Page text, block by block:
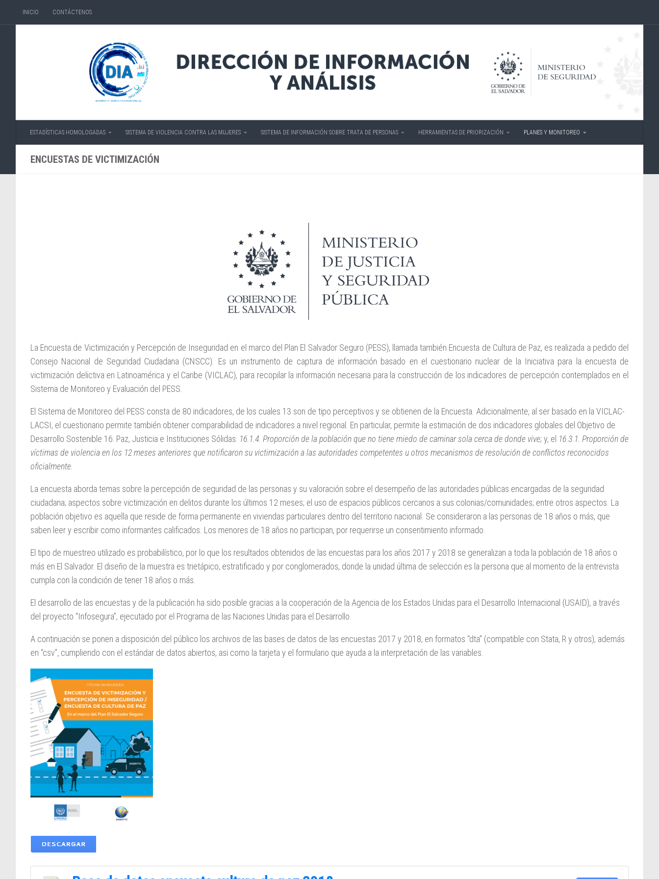
Skip to content
INICIO CONTÁCTENOS
ESTADÍSTICAS HOMOLOGADAS SISTEMA DE VIOLENCIA CONTRA LAS MUJERES SISTEMA DE INFORMACIÓN SOBRE TRATA DE PERSONAS HERRAMIENTAS DE PRIORIZACIÓN PLANES Y MONITOREO
ENCUESTAS DE VICTIMIZACIÓN
La Encuesta de Victimización y Percepción de Inseguridad en el marco del Plan El Salvador Seguro (PESS), llamada también Encuesta de Cultura de Paz, es realizada a pedido del
Consejo Nacional de Seguridad Ciudadana (CNSCC). Es un instrumento de captura de información basado en el cuestionario nuclear de la Iniciativa para la encuesta de
victimización delictiva en Latinoamérica y el Caribe (VICLAC), para recopilar la información necesaria para la construcción de los indicadores de percepción contemplados en el
Sistema de Monitoreo y Evaluación del PESS.
El Sistema de Monitoreo del PESS consta de 80 indicadores, de los cuales 13 son de tipo perceptivos y se obtienen de la Encuesta. Adicionalmente, al ser basado en la VICLAC-
LACSI, el cuestionario permite también obtener comparabilidad de indicadores a nivel regional. En particular, permite la estimación de dos indicadores globales del Objetivo de
Desarrollo Sostenible 16: Paz, Justicia e Instituciones Sólidas: 16.1.4. Proporción de la población que no tiene miedo de caminar sola cerca de donde vive;y, el 16.3.1. Proporción de
víctimas de violencia en los 12 meses anteriores que notificaron su victimización a las autoridades competentes u otros mecanismos de resolución de conflictos reconocidos
oficialmente.
La encuesta aborda temas sobre la percepción de seguridad de las personas y su valoración sobre el desempeño de las autoridades públicas encargadas de la seguridad
ciudadana; aspectos sobre victimización en delitos durante los últimos 12 meses; el uso de espacios públicos cercanos a sus colonias/comunidades; entre otros aspectos. La
población objetivo es aquella que reside de forma permanente en viviendas particulares dentro del territorio nacional. Se consideraron a las personas de 18 años o más, que
saben leer y escribir como informantes calificados. Los menores de 18 años no participan, por requerirse un consentimiento informado.
El tipo de muestreo utilizado es probabilístico, por lo que los resultados obtenidos de las encuestas para los años 2017 y 2018 se generalizan a toda la población de 18 años o
más en El Salvador. El diseño de la muestra es trietápico, estratificado y por conglomerados, donde la unidad última de selección es la persona que al momento de la entrevista
cumpla con la condición de tener 18 años o más.
El desarrollo de las encuestas y de la publicación ha sido posible gracias a la cooperación de la Agencia de los Estados Unidas para el Desarrollo Internacional (USAID), a través
del proyecto “Infosegura”, ejecutado por el Programa de las Naciones Unidas para el Desarrollo.
A continuación se ponen a disposición del público los archivos de las bases de datos de las encuestas 2017 y 2018, en formatos “dta” (compatible con Stata, R y otros), además
en “csv”, cumpliendo con el estándar de datos abiertos, asi como la tarjeta y el formulario que ayuda a la interpretación de las variables.